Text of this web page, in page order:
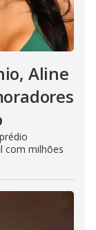
Aline
com milhões